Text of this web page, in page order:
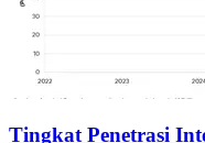
Tingkat Penetrasi